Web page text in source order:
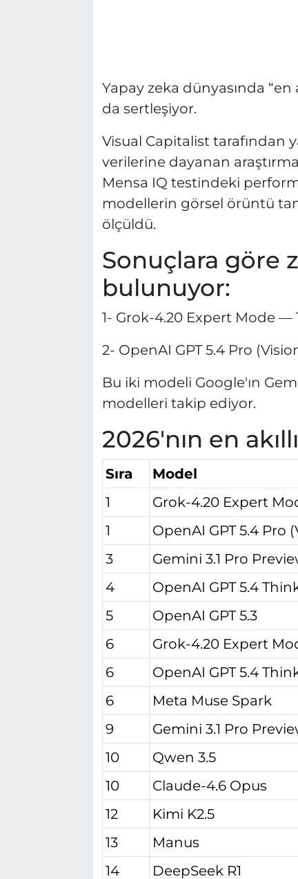
Yapay zeka dünyasında “en
da sertleşiyor.
Visual Capitalist tarafından
verilerine dayanan
Mensa IQ testindeki
modellerin görsel örüntü
ölçüldü.
Sonuçlara göre
bulunuyor:
1- Grok-4.20 Expert Mode —
2- OpenAI GPT 5.4 Pro
Bu iki modeli Google'ın
modelleri takip ediyor.
2026'nın en
Sıra Model
1
Grok-4.20 Expert
1
OpenAI GPT 5.4 Pro
3
Gemini 3.1 Pro
4
OpenAI GPT 5.4
5
OpenAI GPT 5.3
6
Grok-4.20 Expert
6
OpenAI GPT 5.4
6
Meta Muse Spark
9
Gemini 3.1 Pro
10
Qwen 3.5
10
Claude-4.6 Opus
12
Kimi K2.5
13
Manus
14
DeepSeek R1